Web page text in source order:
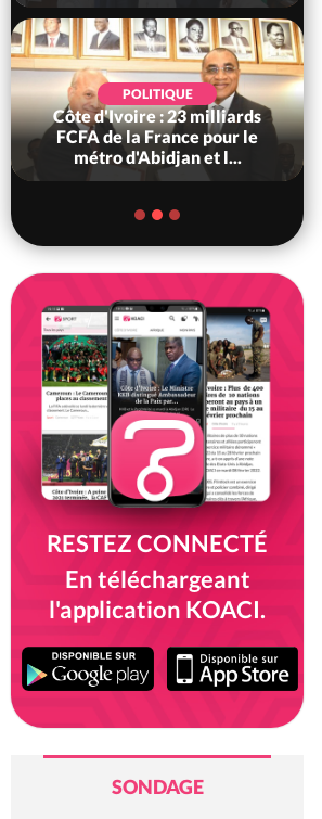
POLITIQUE
Côte d'Ivoire : 23 milliards
FCFA de la France pour le
métro d'Abidjan et l...
RESTEZ CONNECTÉ
En téléchargeant
l'application KOACI.
SONDAGE